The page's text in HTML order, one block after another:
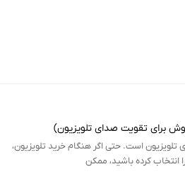
است. حتی اگر هنگام خرید تلویزیون،
انتخاب کرده باشید، ممکن